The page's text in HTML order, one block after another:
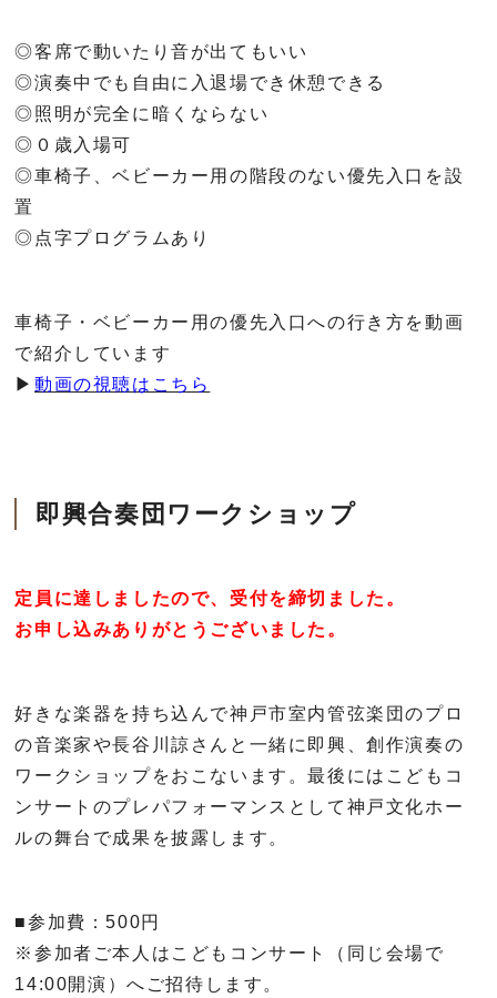
◎客席で動いたり音が出てもいい
◎演奏中でも自由に入退場でき休憩できる
◎照明が完全に暗くならない
◎０歳入場可
◎車椅子、ベビーカー用の階段のない優先入口を設
置
◎点字プログラムあり
車椅子・ベビーカー用の優先入口への行き方を動画
で紹介しています
▶動画の視聴はこちら
即興合奏団ワークショップ
定員に達しましたので、受付を締切ました。
お申し込みありがとうございました。
好きな楽器を持ち込んで神戸市室内管弦楽団のプロ
の音楽家や長谷川諒さんと一緒に即興、創作演奏の
ワークショップをおこないます。最後にはこどもコ
ンサートのプレパフォーマンスとして神戸文化ホー
ルの舞台で成果を披露します。
■参加費：500円
※参加者ご本人はこどもコンサート（同じ会場で
14:00開演）へご招待します。